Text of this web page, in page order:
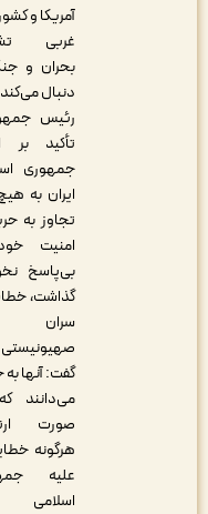
آمریکا و کشورهای
غربی تشدید
بحران و جنگ را
دنبال می‌کند.
رئیس جمهور با
تأکید بر اینکه
جمهوری اسلامی
ایران به هیچ‌وجه
تجاوز به حریم و
امنیت خود را
بی‌پاسخ نخواهد
گذاشت، خطاب به
سران رژیم
صهیونیستی
گفت‌: آنها به خوبی
می‌دانند که در
صورت ارتکاب
هرگونه خطایی بر
علیه جمهوری
اسلامی ایران